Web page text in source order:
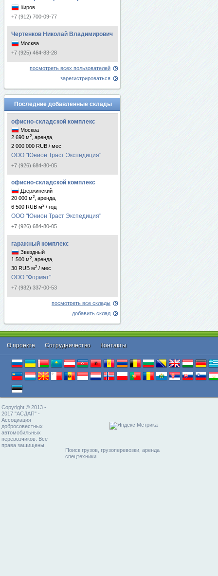
Киров
+7 (912) 700-09-77
Чертенков Николай Владимирович
Москва
+7 (925) 464-83-28
посмотреть всех пользователей
зарегистрироваться
Последние добавленные склады
офисно-складской комплекс
Москва
2 690 м2
, аренда,
2 000 000 RUB / мес
ООО "Юнион Траст Экспедиция"
+7 (926) 684-80-05
офисно-складской комплекс
Дзержинский
20 000 м2
, аренда,
6 500 RUB м2 / год
ООО "Юнион Траст Экспедиция"
+7 (926) 684-80-05
гаражный комплекс
Звездный
1 500 м2
, аренда,
30 RUB м2 / мес
ООО "Формат"
+7 (932) 337-00-53
посмотреть все склады
добавить склад
О проекте Cотрудничество Контакты
Copyright © 2013 -
2017 "АСДАП" -
Ассоциация
добросовестных
автомобильных
перевозчиков. Все
права защищены.
Поиск грузов, грузоперевозки, аренда
спецтехники.